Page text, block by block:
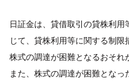
日証金は、貸借取引の貸株利
じて、貸株利用等に関する制限
株式の調達が困難となるおそれ
また、株式の調達が困難とな